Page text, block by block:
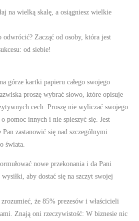
na wielką skalę, a osiągniesz wielkie
odwrócić? Zacząć od osoby, która jest
od siebie!
górze kartki papieru całego swojego
proszę wybrać słowo, które opisuje
cech. Proszę nie wyliczać swojego
pomoc innych i nie spieszyć się. Jest
zastanowić się nad szczególnymi
świata.
nowe przekonania i da Pani
aby dostać się na szczyt swojej
że 85% prezesów i właścicieli
Znają oni rzeczywistość: W biznesie nic